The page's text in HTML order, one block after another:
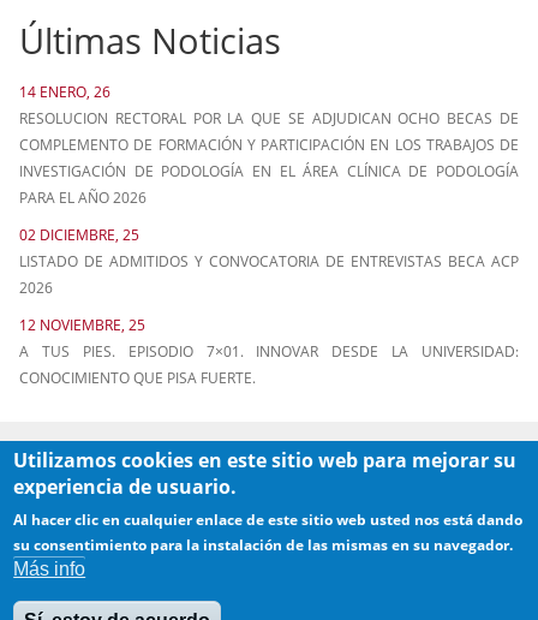
Últimas Noticias
14 ENERO, 26
RESOLUCION RECTORAL POR LA QUE SE ADJUDICAN OCHO BECAS DE
COMPLEMENTO DE FORMACIÓN Y PARTICIPACIÓN EN LOS TRABAJOS DE
INVESTIGACIÓN DE PODOLOGÍA EN EL ÁREA CLÍNICA DE PODOLOGÍA
PARA EL AÑO 2026
02 DICIEMBRE, 25
LISTADO DE ADMITIDOS Y CONVOCATORIA DE ENTREVISTAS BECA ACP
2026
12 NOVIEMBRE, 25
A TUS PIES. EPISODIO 7×01. INNOVAR DESDE LA UNIVERSIDAD:
CONOCIMIENTO QUE PISA FUERTE.
Contacto·Aviso legal
Utilizamos cookies en este sitio web para mejorar su
experiencia de usuario.
Al hacer clic en cualquier enlace de este sitio web usted nos está dando
su consentimiento para la instalación de las mismas en su navegador.
Más info